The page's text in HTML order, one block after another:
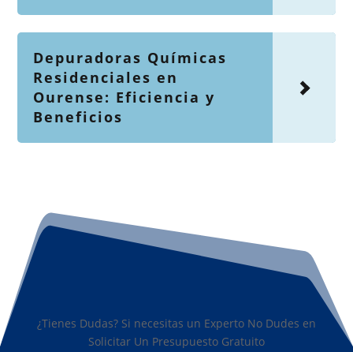
Depuradoras Químicas
Residenciales en
Ourense: Eficiencia y
Beneficios
¿Tienes Dudas? Si necesitas un Experto No Dudes en
Solicitar Un Presupuesto Gratuito